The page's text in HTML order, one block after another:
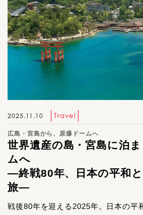
2025.11.10 Travel
広島・宮島から、原爆ドームへ
世界遺産の島・宮島に泊
ムへ
―終戦80年、日本の平和
旅―
戦後80年を迎える2025年。日本の平